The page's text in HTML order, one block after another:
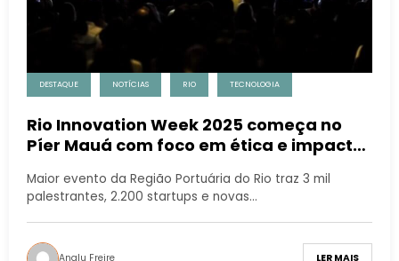
DESTAQUE NOTÍCIAS RIO TECNOLOGIA
Rio Innovation Week 2025 começa no
Píer Mauá com foco em ética e impactos
Maior evento da Região Portuária do Rio traz 3 mil
palestrantes, 2.200 startups e novas…
Analu Freire LER MAIS